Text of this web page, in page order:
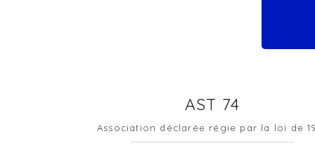
AST 74
Association déclarée régie par la loi de